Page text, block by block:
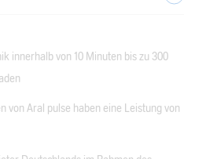
innerhalb von 10 Minuten bis zu 300
von Aral pulse haben eine Leistung von